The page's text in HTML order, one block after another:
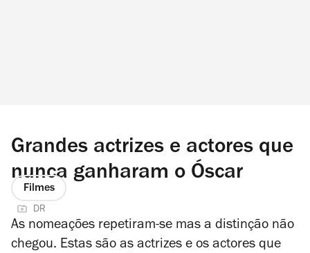
Grandes actrizes e actores que
nunca ganharam o Óscar
Filmes
DR
As nomeações repetiram-se mas a distinção não
chegou. Estas são as actrizes e os actores que